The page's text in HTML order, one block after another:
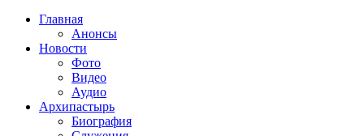
Главная
Анонсы
Новости
Фото
Видео
Аудио
Архипастырь
Биография